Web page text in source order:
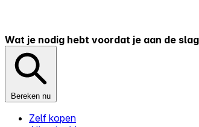
Wat je nodig hebt voordat je aan de
Bereken nu
Zelf kopen